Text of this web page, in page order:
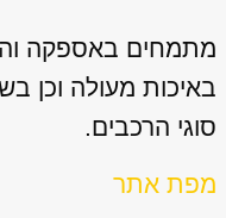
מתמחים באספקה
באיכות מעולה וכן
סוגי הרכבים.
מפת אתר